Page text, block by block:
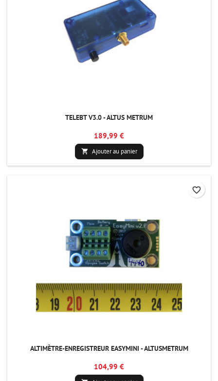
TELEBT V3.0 - ALTUS METRUM
189,99 €
 Ajouter au panier
ALTIMÈTRE-ENREGISTREUR EASYMINI - ALTUSMETRUM
104,99 €
favorite_border